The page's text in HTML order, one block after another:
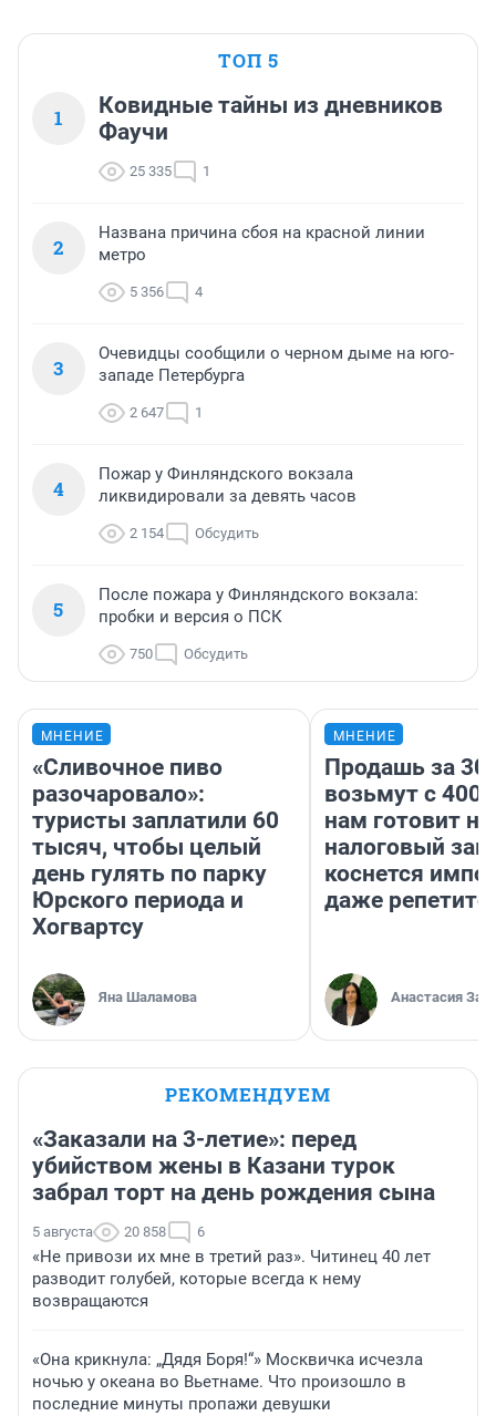
ТОП 5
1
Ковидные тайны из дневников
Фаучи
25 335 1
2
Названа причина сбоя на красной линии
метро
5 356 4
3
Очевидцы сообщили о черном дыме на юго-
западе Петербурга
2 647 1
4
Пожар у Финляндского вокзала
ликвидировали за девять часов
2 154 Обсудить
5
После пожара у Финляндского вокзала:
пробки и версия о ПСК
750 Обсудить
МНЕНИЕ
«Сливочное пиво
разочаровало»:
туристы заплатили 60
тысяч, чтобы целый
день гулять по парку
Юрского периода и
Хогвартсу
Яна Шаламова
МНЕНИЕ
Продашь за
возьмут с
нам готовит
налоговый
коснется
даже
Анастасия
РЕКОМЕНДУЕМ
«Заказали на 3-летие»: перед
убийством жены в Казани турок
забрал торт на день рождения сына
5 августа 20 858 6
«Не привози их мне в третий раз». Читинец 40 лет
разводит голубей, которые всегда к нему
возвращаются
«Она крикнула: „Дядя Боря!“» Москвичка исчезла
ночью у океана во Вьетнаме. Что произошло в
последние минуты пропажи девушки